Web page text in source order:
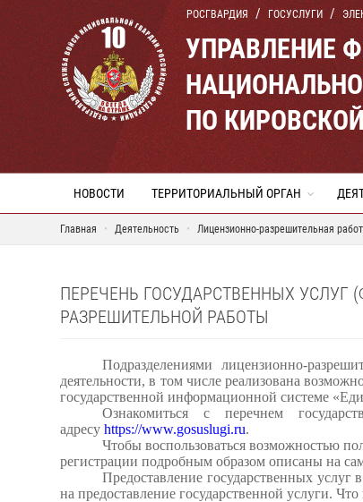
РОСГВАРДИЯ ГОСУСЛУГИ
УПРАВЛЕНИЕ
ПО
НОВОСТИ ТЕРРИТОРИАЛЬНЫЙ ОРГАН
Главная Деятельность Лицензионно-разрешительная
ПЕРЕЧЕНЬ ГОСУДАРСТВЕННЫХ
РАЗРЕШИТЕЛЬНОЙ РАБОТЫ
Подразделениями лицензионно-
деятельности, в том числе реализована
государственной информационной системе
Ознакомиться с перечнем
адресу https://www.gosuslugi.ru.
Чтобы воспользоваться возможностью
регистрации подробным образом описаны на
Предоставление государственных
на предоставление государственной услуги.